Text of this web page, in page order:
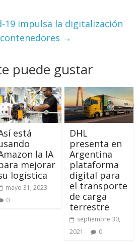
19 impulsa la digitalización
→
puede gustar
está
la IA
mejorar
logística
mayo 31, 2023
0
DHL
presenta en
Argentina
plataforma
digital para
el transporte
de carga
terrestre
septiembre 30,
2021
0